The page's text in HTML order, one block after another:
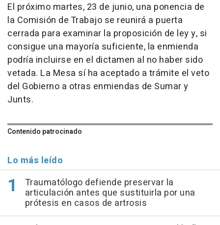
El próximo martes, 23 de junio, una ponencia de
la Comisión de Trabajo se reunirá a puerta
cerrada para examinar la proposición de ley y, si
consigue una mayoría suficiente, la enmienda
podría incluirse en el dictamen al no haber sido
vetada. La Mesa sí ha aceptado a trámite el veto
del Gobierno a otras enmiendas de Sumar y
Junts.
Contenido patrocinado
Lo más leído
Traumatólogo defiende preservar la
articulación antes que sustituirla por una
prótesis en casos de artrosis